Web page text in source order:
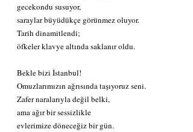
gecekondu susuyor,
saraylar büyüdükçe görünmez oluyor.
Tarih dinamitlendi;
öfkeler klavye altında saklanır oldu.
Bekle bizi İstanbul!
Omuzlarımızın ağrısında taşıyoruz seni.
Zafer naralarıyla değil belki,
ama ağır bir sessizlikle
evlerimize döneceğiz bir gün.